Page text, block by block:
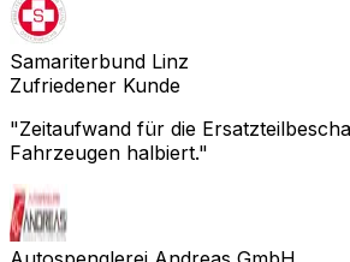
Samariterbund Linz
Zufriedener Kunde
"Zeitaufwand für die
Fahrzeugen halbiert."